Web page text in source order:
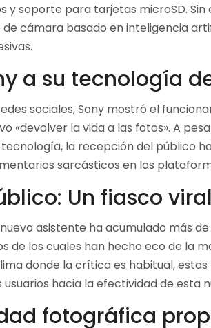
y soporte para tarjetas microSD.
cámara basado en inteligencia
a su tecnología
sociales, Sony mostró el
«devolver la vida a las fotos». A
la recepción del público
sarcásticos en las
Un fiasco viral
asistente ha acumulado más
de los cuales han hecho eco de la
donde la crítica es habitual,
hacia la efectividad de esta
fotográfica